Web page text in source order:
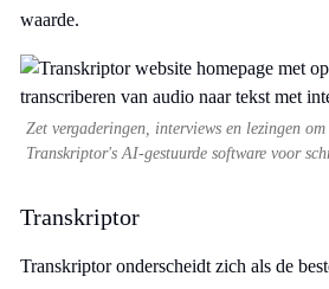
waarde.
Zet vergaderingen, interviews en lezingen
Transkriptor's AI-gestuurde software voor
Transkriptor
Transkriptor onderscheidt zich als de